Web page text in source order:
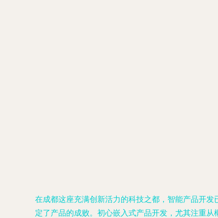
在成都这座充满创新活力的科技之都，智能产品开
定了产品的成败。初心嵌入式产品开发，尤其注重